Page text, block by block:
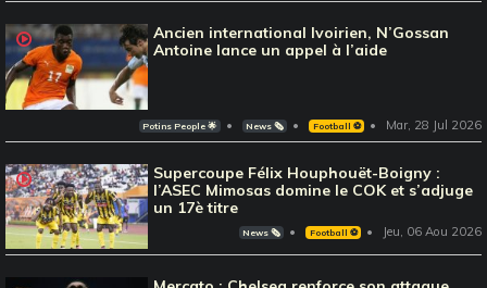
Ancien international Ivoirien, N’Gossan
Antoine lance un appel à l’aide
Potins People 🌟 News 🗞️ Football ⚽️ Mar, 28 Jul 2026
Supercoupe Félix Houphouët-Boigny :
l’ASEC Mimosas domine le COK et s’adjuge
un 17è titre
News 🗞️ Football ⚽️ Jeu, 06 Aou 2026